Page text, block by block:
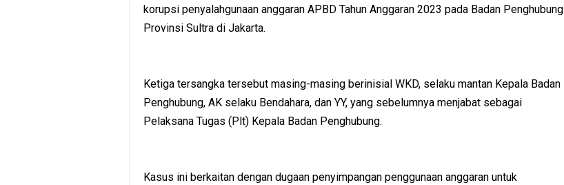
korupsi penyalahgunaan anggaran APBD Tahun Anggaran 2023 pada Badan Penghubung
Provinsi Sultra di Jakarta.
Ketiga tersangka tersebut masing-masing berinisial WKD, selaku mantan Kepala Badan
Penghubung, AK selaku Bendahara, dan YY, yang sebelumnya menjabat sebagai
Pelaksana Tugas (Plt) Kepala Badan Penghubung.
Kasus ini berkaitan dengan dugaan penyimpangan penggunaan anggaran untuk